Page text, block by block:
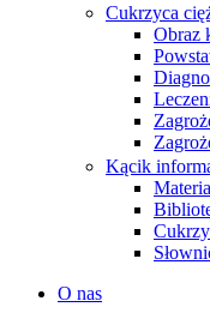
Cukrzyca
Obraz
Kącik
O nas